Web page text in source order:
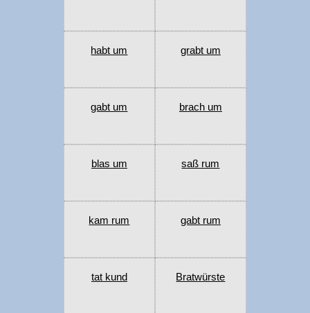
habt um grabt um
gabt um brach um
blas um saß rum
kam rum gabt rum
tat kund Bratwürste